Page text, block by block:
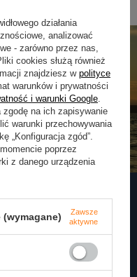
działania
analizować
- zarówno przez nas,
cookies służą również
znajdziesz wpolityce
warunków i prywatności
i warunki Google
na ich zapisywanie
warunki przechowywania
„Konfiguracja zgód”.
poprzez
z danego urządzenia
Zawsze
aktywne